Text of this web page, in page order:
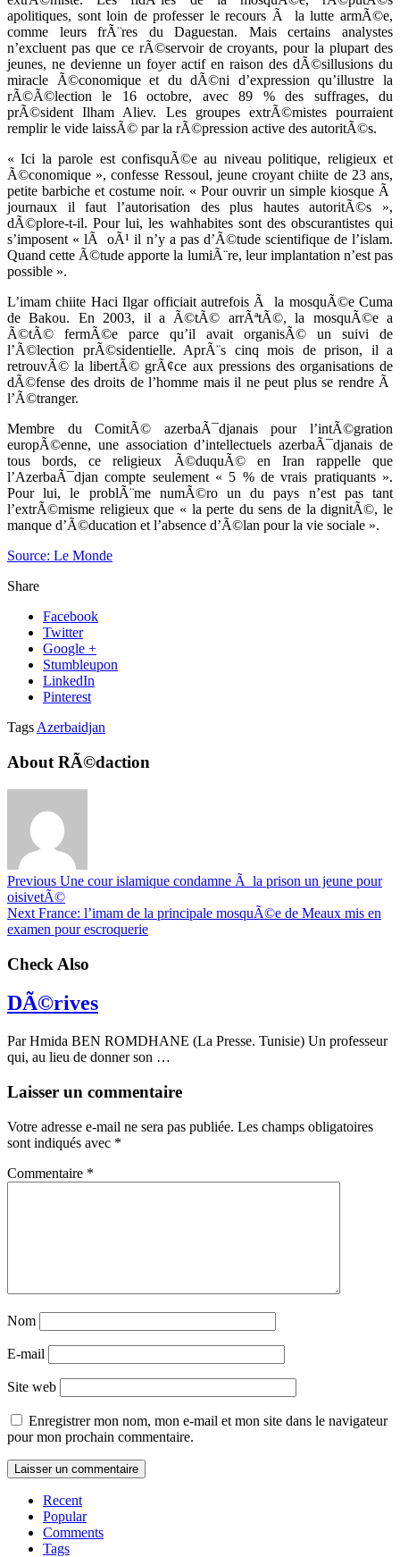
apolitiques, sont loin de professer le recours Ã la lutte armÃ©e,
comme leurs frÃ¨res du Daguestan. Mais certains analystes
n’excluent pas que ce rÃ©servoir de croyants, pour la plupart des
jeunes, ne devienne un foyer actif en raison des dÃ©sillusions du
miracle Ã©conomique et du dÃ©ni d’expression qu’illustre la
rÃ©Ã©lection le 16 octobre, avec 89 % des suffrages, du
prÃ©sident Ilham Aliev. Les groupes extrÃ©mistes pourraient
remplir le vide laissÃ© par la rÃ©pression active des autoritÃ©s.
« Ici la parole est confisquÃ©e au niveau politique, religieux et
Ã©conomique », confesse Ressoul, jeune croyant chiite de 23 ans,
petite barbiche et costume noir. « Pour ouvrir un simple kiosque Ã
journaux il faut l’autorisation des plus hautes autoritÃ©s »,
dÃ©plore-t-il. Pour lui, les wahhabites sont des obscurantistes qui
s’imposent « lÃ oÃ¹ il n’y a pas d’Ã©tude scientifique de l’islam.
Quand cette Ã©tude apporte la lumiÃ¨re, leur implantation n’est pas
possible ».
L’imam chiite Haci Ilgar officiait autrefois Ã la mosquÃ©e Cuma
de Bakou. En 2003, il a Ã©tÃ© arrÃªtÃ©, la mosquÃ©e a
Ã©tÃ© fermÃ©e parce qu’il avait organisÃ© un suivi de
l’Ã©lection prÃ©sidentielle. AprÃ¨s cinq mois de prison, il a
retrouvÃ© la libertÃ© grÃ¢ce aux pressions des organisations de
dÃ©fense des droits de l’homme mais il ne peut plus se rendre Ã
l’Ã©tranger.
Membre du ComitÃ© azerbaÃ¯djanais pour l’intÃ©gration
europÃ©enne, une association d’intellectuels azerbaÃ¯djanais de
tous bords, ce religieux Ã©duquÃ© en Iran rappelle que
l’AzerbaÃ¯djan compte seulement « 5 % de vrais pratiquants ».
Pour lui, le problÃ¨me numÃ©ro un du pays n’est pas tant
l’extrÃ©misme religieux que « la perte du sens de la dignitÃ©, le
manque d’Ã©ducation et l’absence d’Ã©lan pour la vie sociale ».
Source: Le Monde
Share
Facebook
Twitter
Google +
Stumbleupon
LinkedIn
Pinterest
Tags Azerbaidjan
About RÃ©daction
Previous Une cour islamique condamne Ã la prison un jeune pour
oisivetÃ©
Next France: l’imam de la principale mosquÃ©e de Meaux mis en
examen pour escroquerie
Check Also
DÃ©rives
Par Hmida BEN ROMDHANE (La Presse. Tunisie) Un professeur
qui, au lieu de donner son …
Laisser un commentaire
Votre adresse e-mail ne sera pas publiée. Les champs obligatoires
sont indiqués avec *
Commentaire *
Nom
E-mail
Site web
Enregistrer mon nom, mon e-mail et mon site dans le navigateur
pour mon prochain commentaire.
Recent
Popular
Comments
Tags